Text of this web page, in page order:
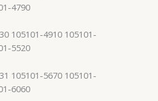
4790
105101-4910 105101-
5520
105101-5670 105101-
6060